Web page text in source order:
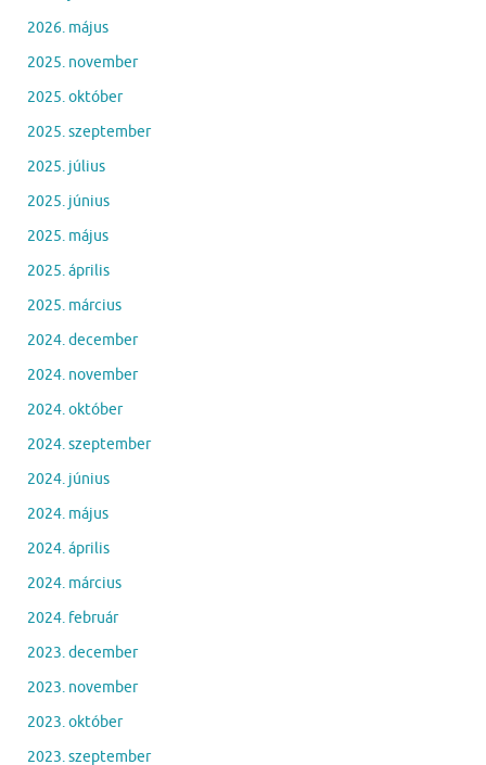
2026. május
2025. november
2025. október
2025. szeptember
2025. július
2025. június
2025. május
2025. április
2025. március
2024. december
2024. november
2024. október
2024. szeptember
2024. június
2024. május
2024. április
2024. március
2024. február
2023. december
2023. november
2023. október
2023. szeptember